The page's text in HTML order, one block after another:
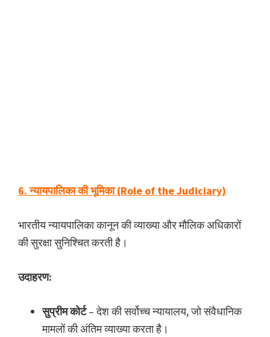
6. न्यायपालिका की भूमिका (Role of the Judiciary)
भारतीय न्यायपालिका कानून की व्याख्या और मौलिक अधिकारों
की सुरक्षा सुनिश्चित करती है।
उदाहरण:
सुप्रीम कोर्ट– देश की सर्वोच्च न्यायालय, जो संवैधानिक
मामलों की अंतिम व्याख्या करता है।